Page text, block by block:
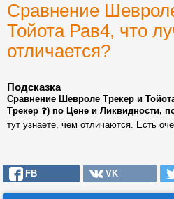
Сравнение
Тойота Рав4, что
отличается?
Подсказка
Сравнение Шевроле Трекер и
Трекер ❓) по Цене и Ликвидности,
тут узнаете, чем отличаются. Есть
FB VK